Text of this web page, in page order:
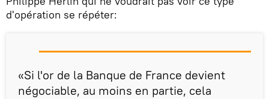
d'opération se répéter:
«Si l'or de la Banque de France devient
négociable, au moins en partie, cela